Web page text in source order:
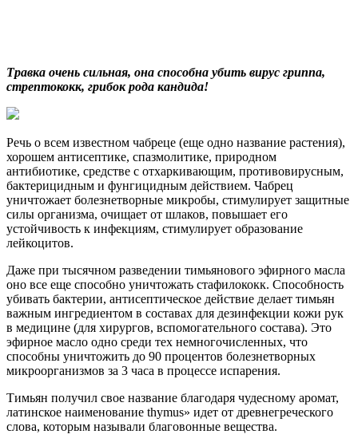
Травка очень сильная, она способна убить вирус гриппа,
стрептококк, грибок рода кандида!
Речь о всем известном чабреце (еще одно название растения),
хорошем антисептике, спазмолитике, природном
антибиотике, средстве с отхаркивающим, противовирусным,
бактерицидным и фунгицидным действием. Чабрец
уничтожает болезнетворные микробы, стимулирует защитные
силы организма, очищает от шлаков, повышает его
устойчивость к инфекциям, стимулирует образование
лейкоцитов.
Даже при тысячном разведении тимьянового эфирного масла
оно все еще способно уничтожать стафилококк. Способность
убивать бактерии, антисептическое действие делает тимьян
важным ингредиентом в составах для дезинфекции кожи рук
в медицине (для хирургов, вспомогательного состава). Это
эфирное масло одно среди тех немногочисленных, что
способны уничтожить до 90 процентов болезнетворных
микроорганизмов за 3 часа в процессе испарения.
Тимьян получил свое название благодаря чудесному аромат,
латинское наименование thymus» идет от древнегреческого
слова, которым называли благовонные вещества.